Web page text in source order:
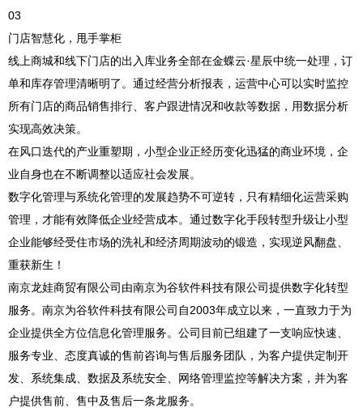
03
门店智慧化，甩手掌柜
线上商城和线下门店的出入库业务全部在金蝶云·星辰中统一处理，订
单和库存管理清晰明了。通过经营分析报表，运营中心可以实时监控
所有门店的商品销售排行、客户跟进情况和收款等数据，用数据分析
实现高效决策。
在风口迭代的产业重塑期，小型企业正经历变化迅猛的商业环境，企
业自身也在不断调整以适应社会发展。
数字化管理与系统化管理的发展趋势不可逆转，只有精细化运营采购
管理，才能有效降低企业经营成本。通过数字化手段转型升级让小型
企业能够经受住市场的洗礼和经济周期波动的锻造，实现逆风翻盘、
重获新生！
南京龙娃商贸有限公司由南京为谷软件科技有限公司提供数字化转型
服务。南京为谷软件科技有限公司自2003年成立以来，一直致力于为
企业提供全方位信息化管理服务。公司目前已组建了一支响应快速、
服务专业、态度真诚的售前咨询与售后服务团队，为客户提供定制开
发、系统集成、数据及系统安全、网络管理监控等解决方案，并为客
户提供售前、售中及售后一条龙服务。